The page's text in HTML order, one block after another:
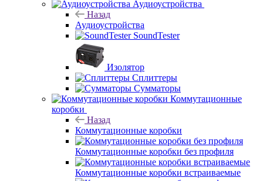
Аудиоустройства
Назад
Аудиоустройства
SoundTester
Изолятор
Сплиттеры
Сумматоры
Коммутационные
коробки
Назад
Коммутационные коробки
Коммутационные коробки без профиля
Коммутационные коробки встраиваемые